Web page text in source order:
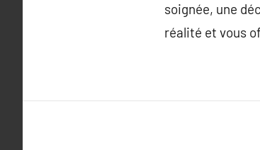
soignée, une
réalité et vous